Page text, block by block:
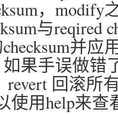
，
与reqired
并应
果手误做错
revert 回滚所
使用help来查